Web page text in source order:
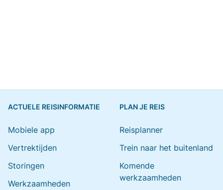
ACTUELE REISINFORMATIE
Mobiele app
Vertrektijden
Storingen
Werkzaamheden
PLAN JE REIS
Reisplanner
Trein naar het buitenland
Komende
werkzaamheden